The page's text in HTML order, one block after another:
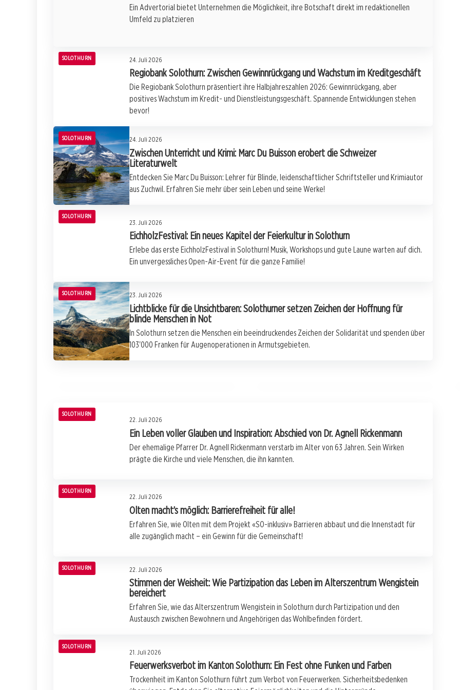
Ein Advertorial bietet Unternehmen die Möglichkeit, ihre Botschaft direkt im redaktionellen
Umfeld zu platzieren
SOLOTHURN 24. Juli 2026
Regiobank Solothurn: Zwischen Gewinnrückgang und Wachstum im Kreditgeschäft
Die Regiobank Solothurn präsentiert ihre Halbjahreszahlen 2026: Gewinnrückgang, aber
positives Wachstum im Kredit- und Dienstleistungsgeschäft. Spannende Entwicklungen stehen
bevor!
SOLOTHURN 24. Juli 2026
Zwischen Unterricht und Krimi: Marc Du Buisson erobert die Schweizer
Literaturwelt
Entdecken Sie Marc Du Buisson: Lehrer für Blinde, leidenschaftlicher Schriftsteller und Krimiautor
aus Zuchwil. Erfahren Sie mehr über sein Leben und seine Werke!
SOLOTHURN
23. Juli 2026
EichholzFestival: Ein neues Kapitel der Feierkultur in Solothurn
Erlebe das erste EichholzFestival in Solothurn! Musik, Workshops und gute Laune warten auf dich.
Ein unvergessliches Open-Air-Event für die ganze Familie!
SOLOTHURN 23. Juli 2026
Lichtblicke für die Unsichtbaren: Solothurner setzen Zeichen der Hoffnung für
blinde Menschen in Not
In Solothurn setzen die Menschen ein beeindruckendes Zeichen der Solidarität und spenden über
103'000 Franken für Augenoperationen in Armutsgebieten.
23. Juli 2026
Turbulente Auseinandersetzung am
St.Galler Hauptbahnhof: Aggressiver
Slowake sorgt für Polizeieinsatz
22. Juli 2026
Skandal im Fitnesszentrum: Wenn
Drogen und Gewalt die Grenzen
SOLOTHURN
22. Juli 2026
Ein Leben voller Glauben und Inspiration: Abschied von Dr. Agnell Rickenmann
Der ehemalige Pfarrer Dr. Agnell Rickenmann verstarb im Alter von 63 Jahren. Sein Wirken
prägte die Kirche und viele Menschen, die ihn kannten.
SOLOTHURN
22. Juli 2026
Olten macht’s möglich: Barrierefreiheit für alle!
Erfahren Sie, wie Olten mit dem Projekt «SO-inklusiv» Barrieren abbaut und die Innenstadt für
alle zugänglich macht – ein Gewinn für die Gemeinschaft!
SOLOTHURN 22. Juli 2026
Stimmen der Weisheit: Wie Partizipation das Leben im Alterszentrum Wengistein
bereichert
Erfahren Sie, wie das Alterszentrum Wengistein in Solothurn durch Partizipation und den
Austausch zwischen Bewohnern und Angehörigen das Wohlbefinden fördert.
SOLOTHURN
21. Juli 2026
Feuerwerksverbot im Kanton Solothurn: Ein Fest ohne Funken und Farben
Trockenheit im Kanton Solothurn führt zum Verbot von Feuerwerken. Sicherheitsbedenken